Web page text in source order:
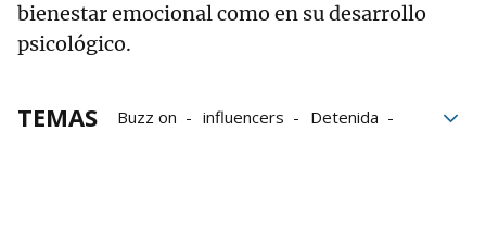
bienestar emocional como en su desarrollo
psicológico.
TEMAS Buzz on influencers
Detenida